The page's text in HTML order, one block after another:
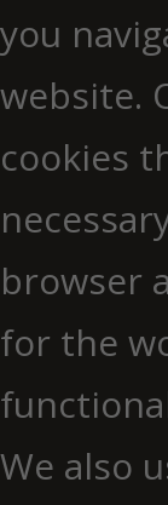
you
website.
cookies
browser
for the
We also